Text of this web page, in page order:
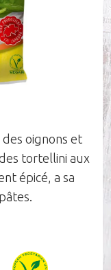
oignons et
tortellini aux
épicé, a sa